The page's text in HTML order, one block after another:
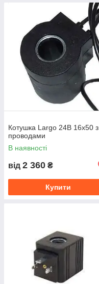
Котушка Largo 24В 16x50 з
проводами
В наявності
від 2 360 ₴
Купити